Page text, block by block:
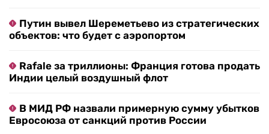
Путин вывел Шереметьево из стратегических
объектов: что будет с аэропортом
Rafale за триллионы: Франция готова продать
Индии целый воздушный флот
В МИД РФ назвали примерную сумму убытков
Евросоюза от санкций против России